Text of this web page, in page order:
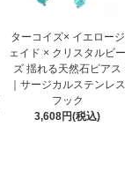
ターコイズ× イエロージ
ェイド × クリスタルビー
ズ 揺れる天然石ピアス
｜サージカルステンレス
フック
3,608円(税込)